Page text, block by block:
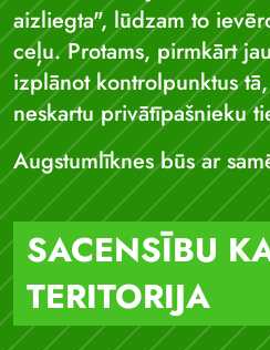
aizliegta", lūdzam to
ceļu. Protams, pirmkārt
izplānot kontrolpunktus
neskartu privātīpašnieku
Augstumlīknes būs ar
SACENSĪBU
TERITORIJA